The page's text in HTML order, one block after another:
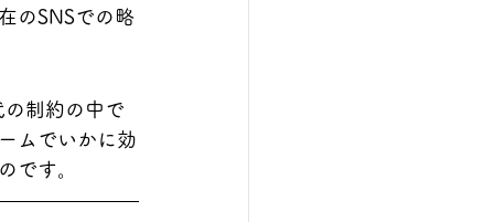
のSNSでの略
制約の中で
ムでいかに効
です。